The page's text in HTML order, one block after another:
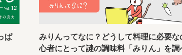
ぱ
みりんってなに？どうして料理に必要な
心者にとって謎の調味料「みりん」を調